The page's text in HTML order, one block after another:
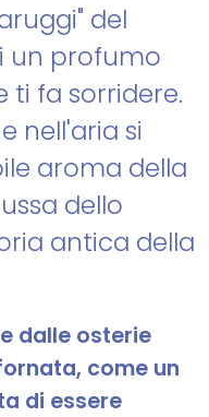
del
un profumo
ti fa sorridere.
nell'aria si
aroma della
dello
antica della
dalle osterie
come un
di essere